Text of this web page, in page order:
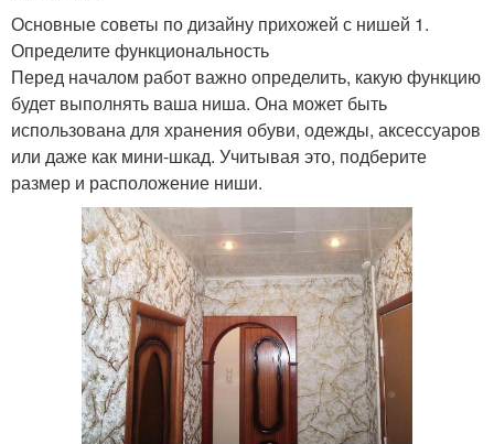
Основные советы по дизайну прихожей с нишей 1.
Определите функциональность
Перед началом работ важно определить, какую функцию
будет выполнять ваша ниша. Она может быть
использована для хранения обуви, одежды, аксессуаров
или даже как мини-шкад. Учитывая это, подберите
размер и расположение ниши.